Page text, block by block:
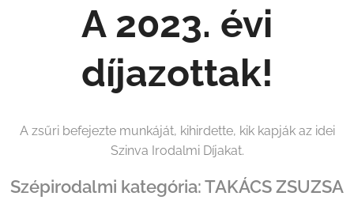
A 2023. évi
díjazottak!
A zsűri befejezte munkáját, kihirdette, kik kapják az idei
Szinva Irodalmi Díjakat.
Szépirodalmi kategória: TAKÁCS ZSUZSA